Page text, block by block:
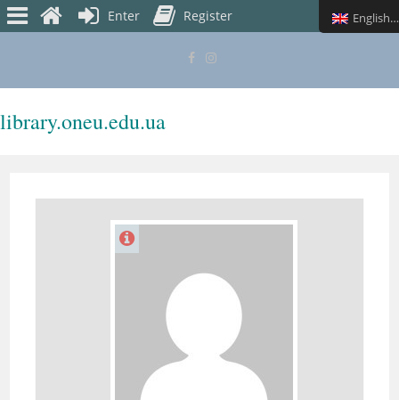
library.oneu.edu.ua
Enter Register English (UK)